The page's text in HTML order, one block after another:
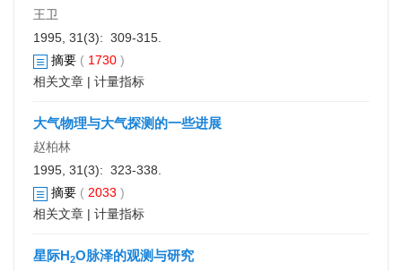
王卫
1995, 31(3): 309-315.
摘要 ( 1730 )
相关文章 | 计量指标
大气物理与大气探测的一些进展
赵柏林
1995, 31(3): 323-338.
摘要 ( 2033 )
相关文章 | 计量指标
星际H2O脉泽的观测与研究